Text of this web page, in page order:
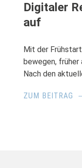
Digitaler
auf
Mit der
bewegen,
Nach den
ZUM BEITRAG